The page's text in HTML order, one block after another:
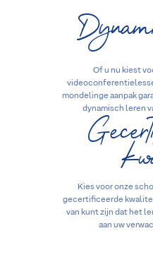
Of u nu kiest
mondelinge aanpak
dynamisch leren
Kies voor onze
gecertificeerde
van kunt zijn dat het
aan uw